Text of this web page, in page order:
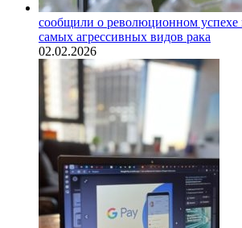
сообщили о революционном успехе
самых агрессивных видов рака
02.02.2026